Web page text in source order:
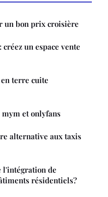
un bon prix croisière
un espace vente
terre cuite
mym et onlyfans
alternative aux taxis
l'intégration de
résidentiels?